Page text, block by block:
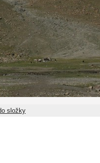
složky